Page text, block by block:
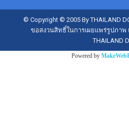
© Copyright © 2005 By THAILAND
ขอสงวนสิทธิ์ในการเผยแพร่รูปภาพ
THAILAND
Powered by